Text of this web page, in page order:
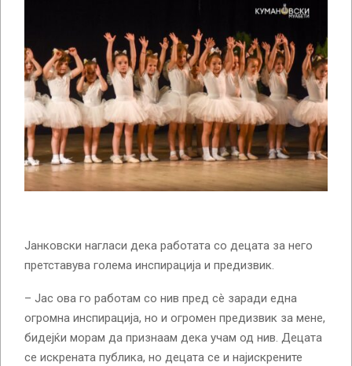
Јанковски нагласи дека работата со децата за него
претставува голема инспирација и предизвик.
– Јас ова го работам со нив пред сè заради една
огромна инспирација, но и огромен предизвик за мене,
бидејќи морам да признаам дека учам од нив. Децата
се искрената публика, но децата се и најискрените